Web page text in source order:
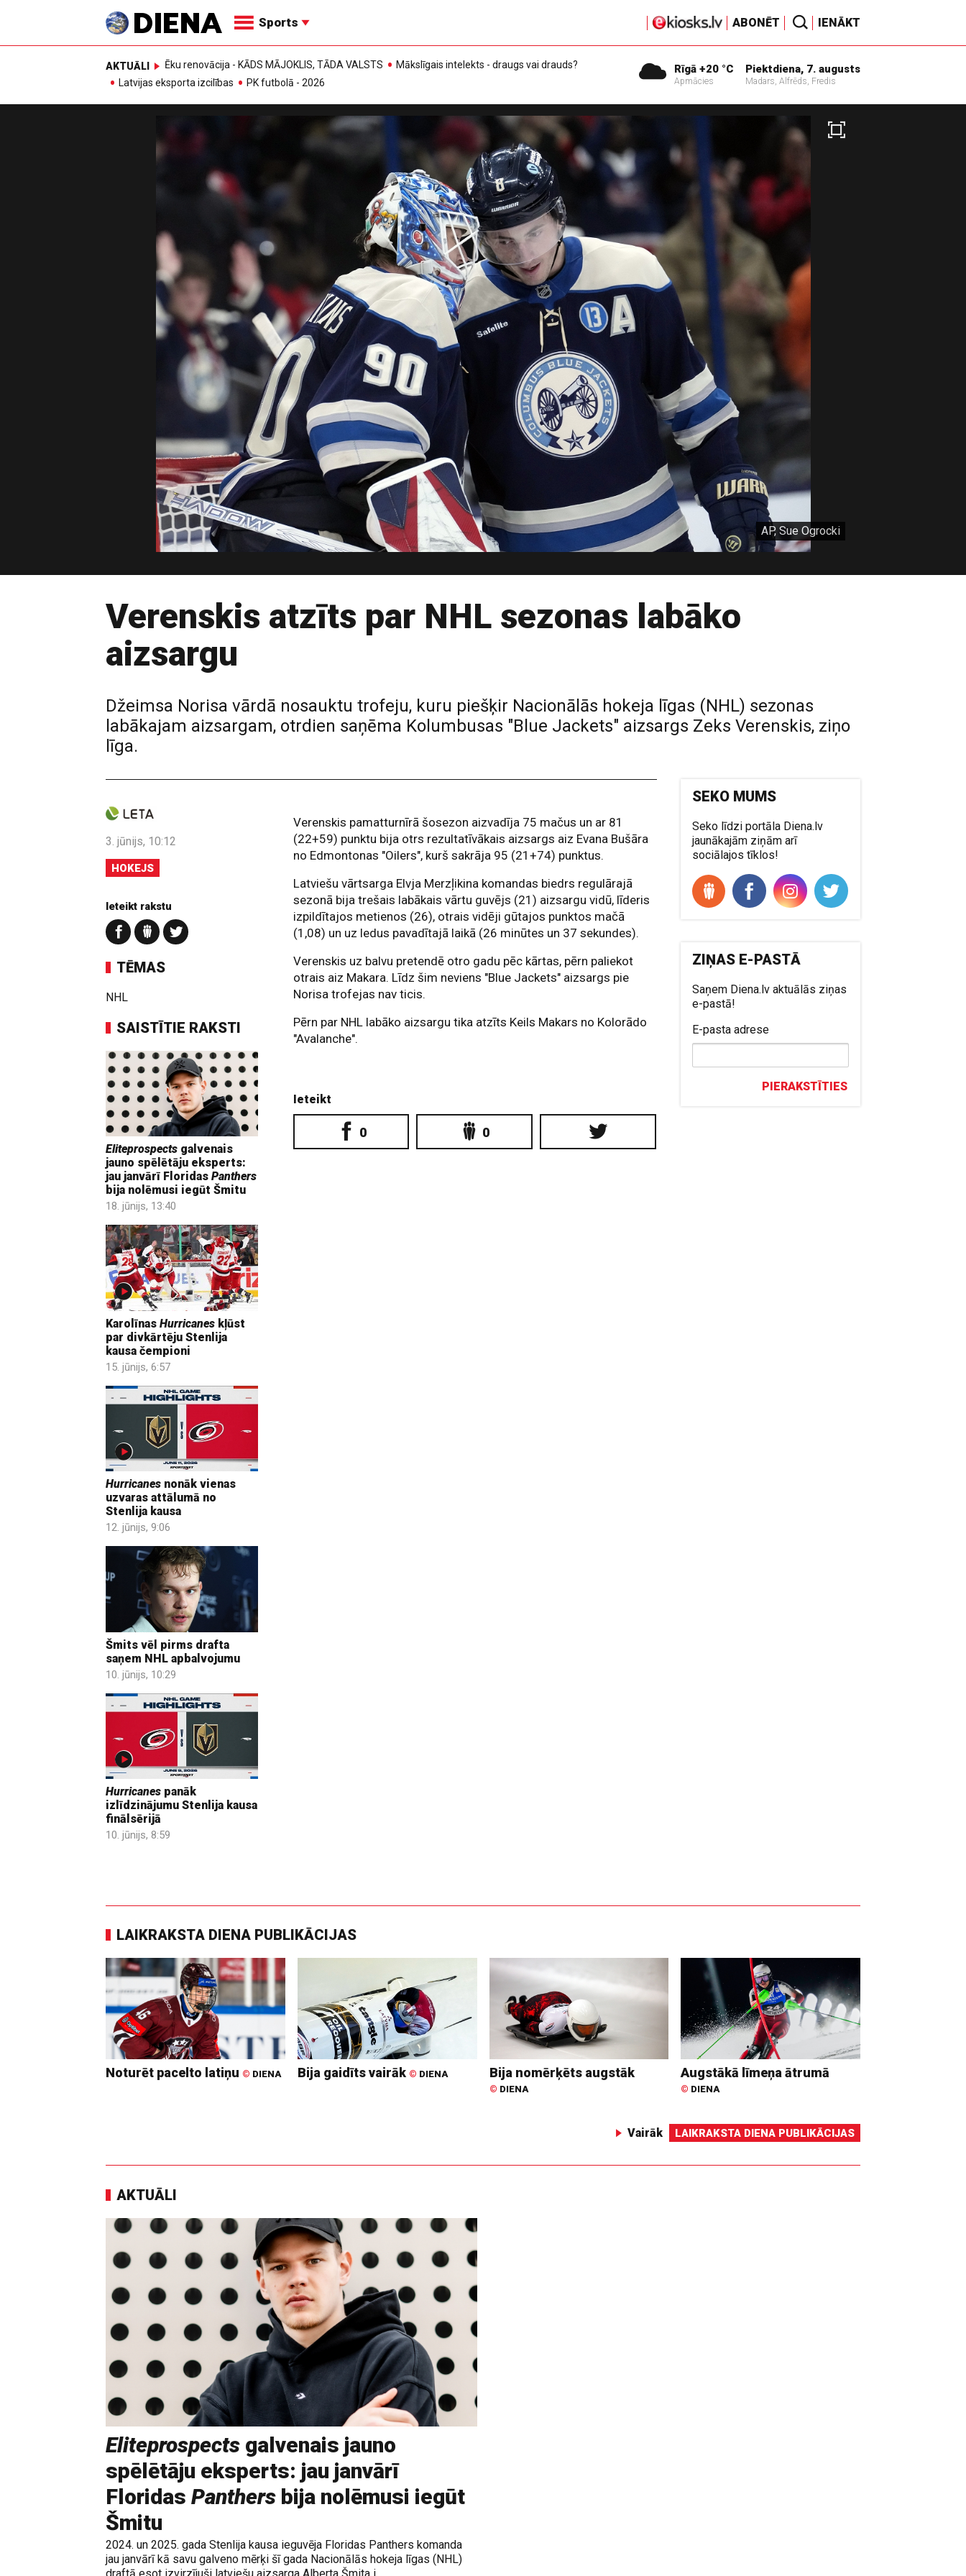
Sports ABONĒT IENĀKT
AKTUĀLI Ēku renovācija - KĀDS MĀJOKLIS, TĀDA VALSTS
Mākslīgais intelekts - draugs vai drauds?
Latvijas eksporta izcilības
PK futbolā - 2026
Rīgā +20 °C
Apmācies
Piektdiena, 7. augusts
Madars, Alfrēds, Fredis
AP, Sue Ogrocki
Verenskis atzīts par NHL sezonas labāko
aizsargu
Džeimsa Norisa vārdā nosauktu trofeju, kuru piešķir Nacionālās hokeja līgas (NHL) sezonas
labākajam aizsargam, otrdien saņēma Kolumbusas "Blue Jackets" aizsargs Zeks Verenskis, ziņo
līga.
3. jūnijs, 10:12
HOKEJS
Ieteikt rakstu
TĒMAS
NHL
SAISTĪTIE RAKSTI
Eliteprospects galvenais
jauno spēlētāju eksperts:
jau janvārī Floridas Panthers
bija nolēmusi iegūt Šmitu
18. jūnijs, 13:40
Karolīnas Hurricanes kļūst
par divkārtēju Stenlija
kausa čempioni
15. jūnijs, 6:57
Hurricanes nonāk vienas
uzvaras attālumā no
Stenlija kausa
12. jūnijs, 9:06
Šmits vēl pirms drafta
saņem NHL apbalvojumu
10. jūnijs, 10:29
Hurricanes panāk
izlīdzinājumu Stenlija kausa
finālsērijā
10. jūnijs, 8:59
Verenskis pamatturnīrā šosezon aizvadīja 75 mačus un ar 81
(22+59) punktu bija otrs rezultatīvākais aizsargs aiz Evana Bušāra
no Edmontonas "Oilers", kurš sakrāja 95 (21+74) punktus.
Latviešu vārtsarga Elvja Merzļikina komandas biedrs regulārajā
sezonā bija trešais labākais vārtu guvējs (21) aizsargu vidū, līderis
izpildītajos metienos (26), otrais vidēji gūtajos punktos mačā
(1,08) un uz ledus pavadītajā laikā (26 minūtes un 37 sekundes).
Verenskis uz balvu pretendē otro gadu pēc kārtas, pērn paliekot
otrais aiz Makara. Līdz šim neviens "Blue Jackets" aizsargs pie
Norisa trofejas nav ticis.
Pērn par NHL labāko aizsargu tika atzīts Keils Makars no Kolorādo
"Avalanche".
Ieteikt
0 0
SEKO MUMS
Seko līdzi portāla Diena.lv
jaunākajām ziņām arī
sociālajos tīklos!
ZIŅAS E-PASTĀ
Saņem Diena.lv aktuālās ziņas
e-pastā!
E-pasta adrese
PIERAKSTĪTIES
LAIKRAKSTA DIENA PUBLIKĀCIJAS
Noturēt pacelto latiņu © DIENA Bija gaidīts vairāk © DIENA Bija nomērķēts augstāk
© DIENA
Augstākā līmeņa ātrumā
© DIENA
Vairāk LAIKRAKSTA DIENA PUBLIKĀCIJAS
AKTUĀLI
Eliteprospects galvenais jauno
spēlētāju eksperts: jau janvārī
Floridas Panthers bija nolēmusi iegūt
Šmitu
2024. un 2025. gada Stenlija kausa ieguvēja Floridas Panthers komanda
jau janvārī kā savu galveno mērķi šī gada Nacionālās hokeja līgas (NHL)